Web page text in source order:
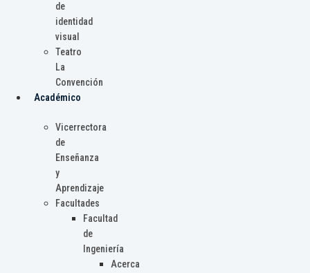
de
identidad
visual
Teatro
La
Convención
Académico
Vicerrectora
de
Enseñanza
y
Aprendizaje
Facultades
Facultad
de
Ingeniería
Acerca